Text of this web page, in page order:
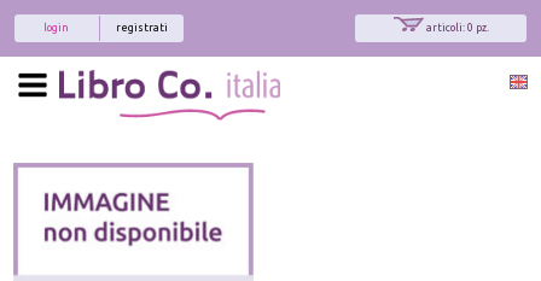
articoli: 0 pz.
registrati
login